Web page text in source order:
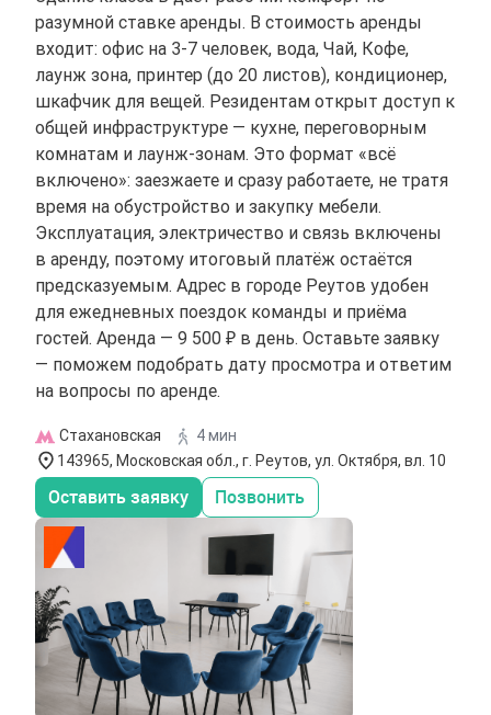
разумной ставке аренды. В стоимость аренды
входит: офис на 3-7 человек, вода, Чай, Кофе,
лаунж зона, принтер (до 20 листов), кондиционер,
шкафчик для вещей. Резидентам открыт доступ к
общей инфраструктуре — кухне, переговорным
комнатам и лаунж-зонам. Это формат «всё
включено»: заезжаете и сразу работаете, не тратя
время на обустройство и закупку мебели.
Эксплуатация, электричество и связь включены
в аренду, поэтому итоговый платёж остаётся
предсказуемым. Адрес в городе Реутов удобен
для ежедневных поездок команды и приёма
гостей. Аренда — 9 500 ₽ в день. Оставьте заявку
— поможем подобрать дату просмотра и ответим
на вопросы по аренде.
Стахановская
4 мин
143965, Московская обл., г. Реутов, ул. Октября, вл. 10
Оставить заявку Позвонить